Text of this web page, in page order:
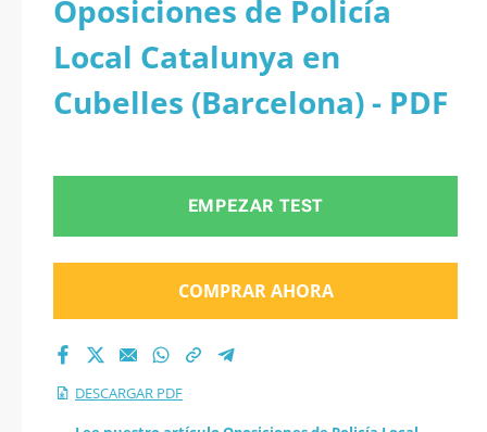
Catalunya en
Cubelles (Barcelona)
2026 en PDF
Oposiciones de Policía
Local Catalunya en
Cubelles (Barcelona) - PDF
EMPEZAR TEST
COMPRAR AHORA
DESCARGAR PDF